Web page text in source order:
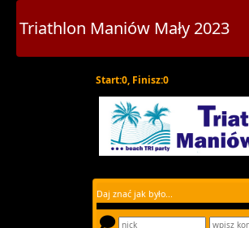
Triathlon Maniów Mały 2023
Start:0, Finisz:0
Daj znać jak było...